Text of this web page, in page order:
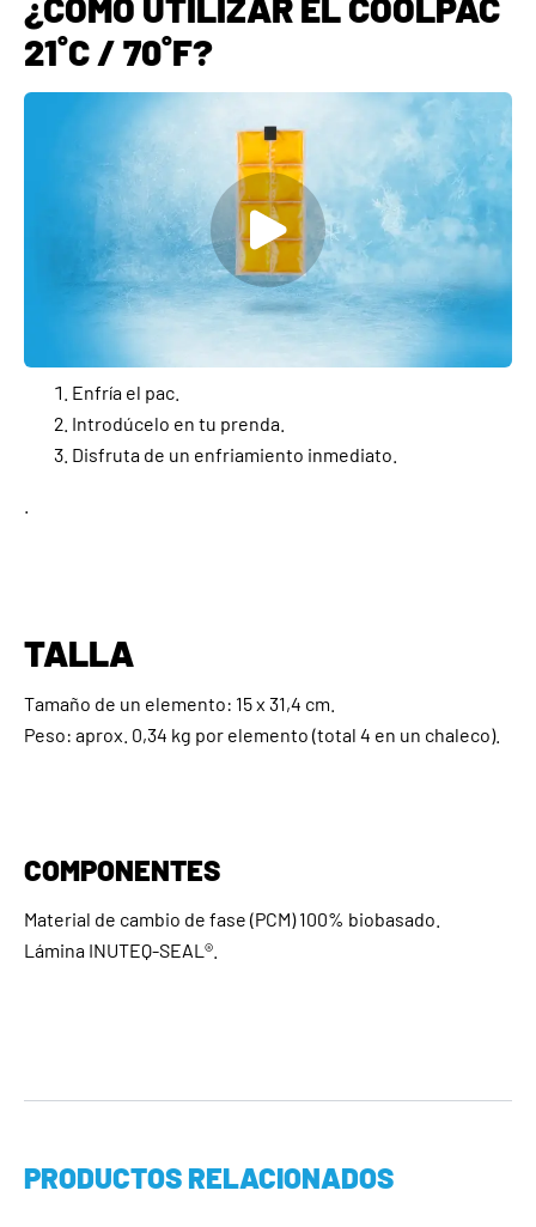
21˚C / 70˚F?
Enfría el pac.
Introdúcelo en tu prenda.
Disfruta de un enfriamiento inmediato.
TALLA
Tamaño de un elemento: 15 x 31,4 cm.
Peso: aprox. 0,34 kg por elemento (total 4 en un chaleco).
COMPONENTES
Material de cambio de fase (PCM) 100% biobasado.
Lámina INUTEQ-SEAL®.
PRODUCTOS RELACIONADOS